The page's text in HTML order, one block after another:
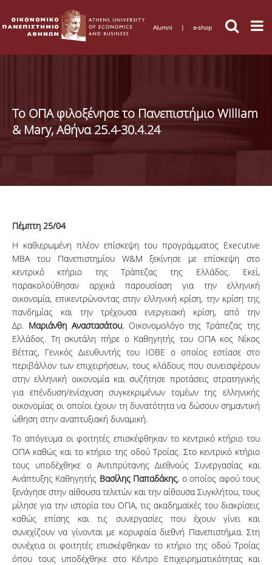
Alumni | e-shop
Το ΟΠΑ φιλοξένησε το Πανεπιστήμιο William
& Mary, Αθήνα 25.4-30.4.24
Πέμπτη 25/04
Η καθιερωμένη πλέον επίσκεψη του προγράμματος Executive
MBA του Πανεπιστημίου W&M ξεκίνησε με επίσκεψη στο
κεντρικό κτήριο της Τράπεζας της Ελλάδος. Εκεί,
παρακολούθησαν αρχικά παρουσίαση για την ελληνική
οικονομία, επικεντρώνοντας στην ελληνική κρίση, την κρίση της
πανδημίας και την τρέχουσα ενεργειακή κρίση, από την
Δρ. Μαριάνθη Αναστασάτου, Οικονομολόγο της Τράπεζας της
Ελλάδος. Τη σκυτάλη πήρε ο Καθηγητής του ΟΠΑ κος Νίκος
Βέττας, Γενικός Διευθυντής του ΙΟΒΕ ο οποίος εστίασε στο
περιβάλλον των επιχειρήσεων, τους κλάδους που συνεισφέρουν
στην ελληνική οικονομία και συζήτησε προτάσεις στρατηγικής
για επένδυση/ενίσχυση συγκεκριμένων τομέων της ελληνικής
οικονομίας οι οποίοι έχουν τη δυνατότητα να δώσουν σημαντική
ώθηση στην αναπτυξιακή δυναμική.
Το απόγευμα οι φοιτητές επισκέφθηκαν το κεντρικό κτήριο του
ΟΠΑ καθώς και το κτήριο της οδού Τροίας. Στο κεντρικό κτήριο
τους υποδέχθηκε ο Αντιπρύτανης Διεθνούς Συνεργασίας και
Ανάπτυξης Καθηγητής Βασίλης Παπαδάκης, ο οποίος αφού τους
ξενάγησε στην αίθουσα τελετών και την αίθουσα Συγκλήτου, τους
μίλησε για την ιστορία του ΟΠΑ, τις ακαδημαϊκές του διακρίσεις
καθώς επίσης και τις συνεργασίες που έχουν γίνει και
συνεχίζουν να γίνονται με κορυφαία διεθνή Πανεπιστήμια. Στη
συνέχεια οι φοιτητές επισκέφθηκαν το κτήριο της οδού Τροίας
όπου τους υποδέχθηκε στο Κέντρο Επιχειρηματικότητας και